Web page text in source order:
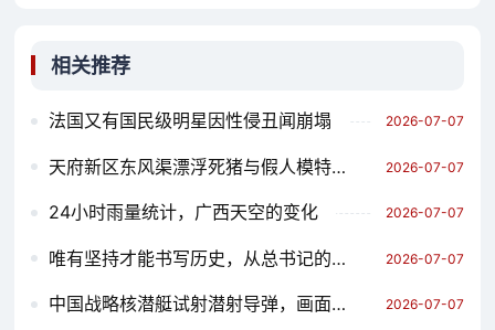
相关推荐
法国又有国民级明星因性侵丑闻崩塌 2026-07-07
天府新区东风渠漂浮死猪与假人模特，一场无声的社会对话 2026-07-07
24小时雨量统计，广西天空的变化 2026-07-07
唯有坚持才能书写历史，从总书记的鼓励到奋斗的担当 2026-07-07
中国战略核潜艇试射潜射导弹，画面公布 2026-07-07